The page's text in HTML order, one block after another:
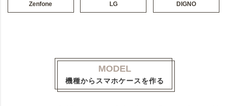
Zenfone LG DIGNO
MODEL
機種からスマホケースを作る